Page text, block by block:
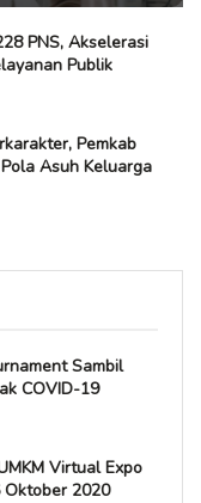
PNS, Akselerasi
Publik
Pemkab
Asuh Keluarga
Sambil
COVID-19
Virtual Expo
Oktober 2020